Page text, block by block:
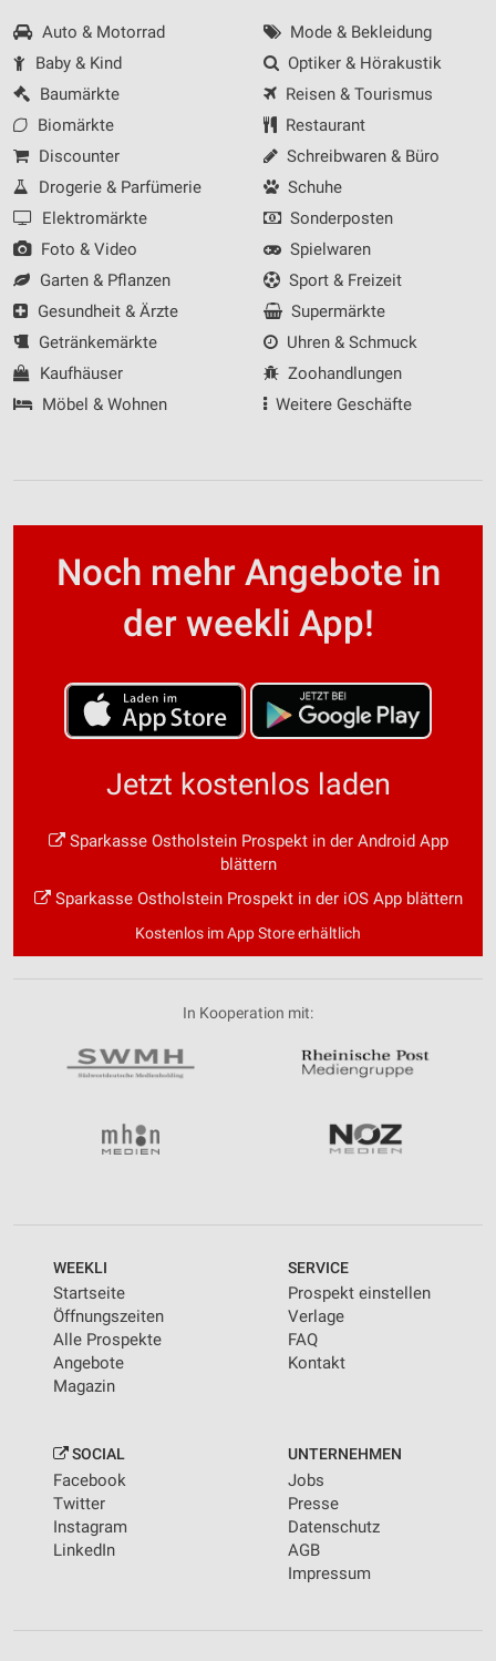
Auto & Motorrad
Baby & Kind
Baumärkte
Biomärkte
Discounter
Drogerie & Parfümerie
Elektromärkte
Foto & Video
Garten & Pflanzen
Gesundheit & Ärzte
Getränkemärkte
Kaufhäuser
Möbel & Wohnen
Mode & Bekleidung
Optiker & Hörakustik
Reisen & Tourismus
Restaurant
Schreibwaren & Büro
Schuhe
Sonderposten
Spielwaren
Sport & Freizeit
Supermärkte
Uhren & Schmuck
Zoohandlungen
Weitere Geschäfte
Noch mehr Angebote in
der weekli App!
Jetzt kostenlos laden
Sparkasse Ostholstein Prospekt in der Android App
blättern
Sparkasse Ostholstein Prospekt in der iOS App blättern
Kostenlos im App Store erhältlich
In Kooperation mit:
WEEKLI
Startseite
Öffnungszeiten
Alle Prospekte
Angebote
Magazin
SERVICE
Prospekt einstellen
Verlage
FAQ
Kontakt
SOCIAL
Facebook
Twitter
Instagram
LinkedIn
UNTERNEHMEN
Jobs
Presse
Datenschutz
AGB
Impressum